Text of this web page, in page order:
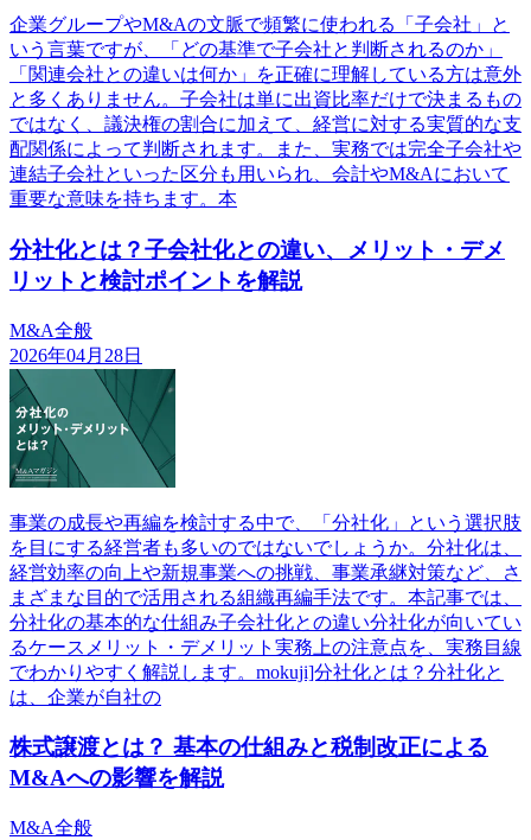
企業グループやM&Aの文脈で頻繁に使われる「子会社」と
いう言葉ですが、「どの基準で子会社と判断されるのか」
「関連会社との違いは何か」を正確に理解している方は意外
と多くありません。子会社は単に出資比率だけで決まるもの
ではなく、議決権の割合に加えて、経営に対する実質的な支
配関係によって判断されます。また、実務では完全子会社や
連結子会社といった区分も用いられ、会計やM&Aにおいて
重要な意味を持ちます。本
分社化とは？子会社化との違い、メリット・デメ
リットと検討ポイントを解説
M&A全般
2026年04月28日
事業の成長や再編を検討する中で、「分社化」という選択肢
を目にする経営者も多いのではないでしょうか。分社化は、
経営効率の向上や新規事業への挑戦、事業承継対策など、さ
まざまな目的で活用される組織再編手法です。本記事では、
分社化の基本的な仕組み子会社化との違い分社化が向いてい
るケースメリット・デメリット実務上の注意点を、実務目線
でわかりやすく解説します。mokuji]分社化とは？分社化と
は、企業が自社の
株式譲渡とは？ 基本の仕組みと税制改正による
M&Aへの影響を解説
M&A全般